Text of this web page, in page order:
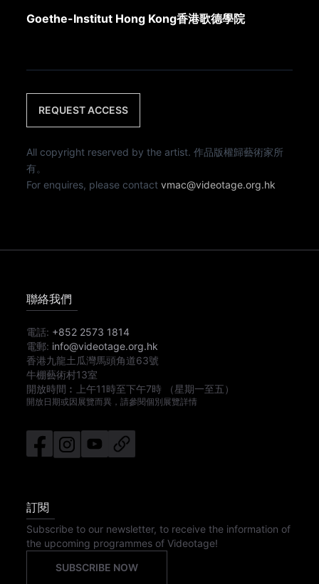
Goethe-Institut Hong Kong香港歌德學院
REQUEST ACCESS
All copyright reserved by the artist. 作品版權歸藝術家所
有。
For enquires, please contactvmac@videotage.org.hk
聯絡我們
電話: +852 2573 1814
電郵: info@videotage.org.hk
香港九龍土瓜灣馬頭角道63號
牛棚藝術村13室
開放時間︰
上午11時至下午7時 （星期一至五）
開放日期或因展覽而異，請參閱個別展覽詳情
訂閱
Subscribe to our newsletter, to receive the information of
the upcoming programmes of Videotage!
SUBSCRIBE NOW